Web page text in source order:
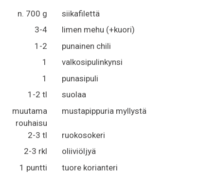
n. 700 g
siikafilettä
3-4
limen mehu (+kuori)
1-2
punainen chili
1
valkosipulinkynsi
1
punasipuli
1-2 tl
suolaa
muutama
rouhaisu
mustapippuria myllystä
2-3 tl
ruokosokeri
2-3 rkl
oliiviöljyä
1 puntti
tuore korianteri